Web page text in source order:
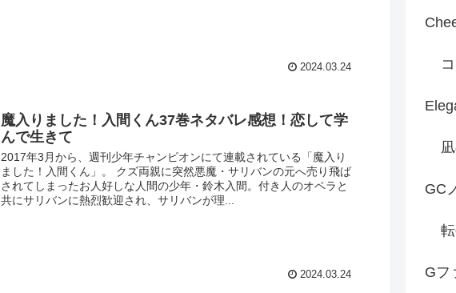
2024.03.24
魔入りました！入間くん37巻ネタバレ感想！恋して学
んで生きて
2017年3月から、週刊少年チャンピオンにて連載されている「魔入り
ました！入間くん」。 クズ両親に突然悪魔・サリバンの元へ売り飛ば
されてしまったお人好しな人間の少年・鈴木入間。付き人のオペラと
共にサリバンに熱烈歓迎され、サリバンが理...
2024.03.24
GC
Gフ